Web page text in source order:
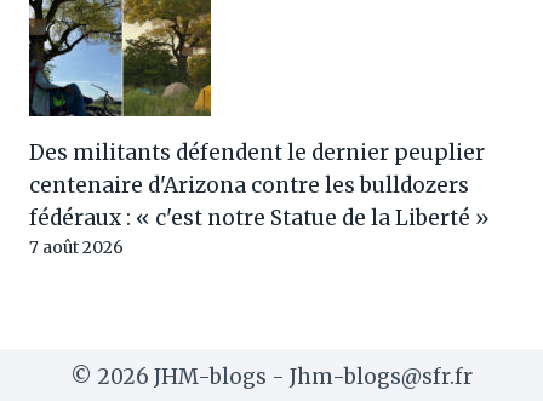
Des militants défendent le dernier peuplier
centenaire d'Arizona contre les bulldozers
fédéraux : « c'est notre Statue de la Liberté »
7 août 2026
© 2026 JHM-blogs - Jhm-blogs@sfr.fr